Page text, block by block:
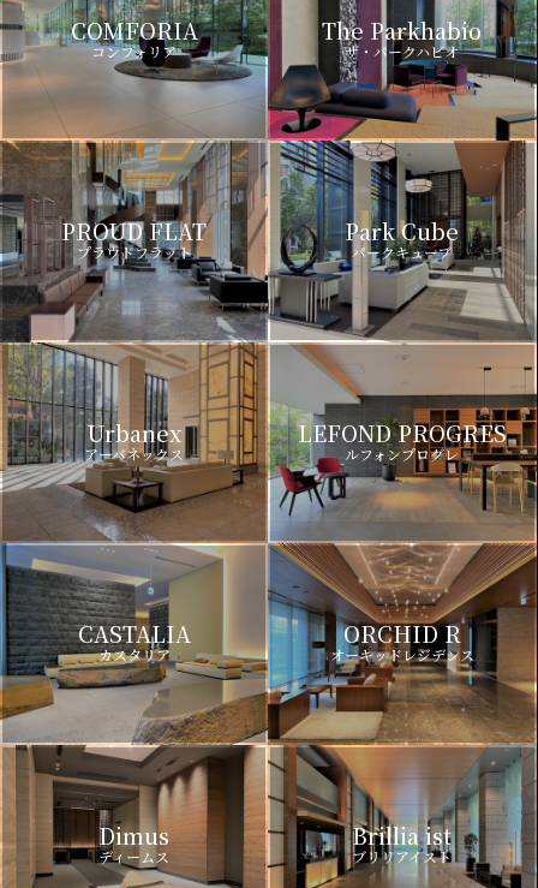
COMFORIA
コンフォリア
The Parkhabio
ザ・パークハビオ
PROUD FLAT
プラウドフラット
Park Cube
パークキューブ
Urbanex
アーバネックス
LEFOND PROGRES
ルフォンプログレ
CASTALIA
カスタリア
ORCHID R
オーキッドレジデンス
Dimus
ディームス
Brillia ist
ブリリアイスト